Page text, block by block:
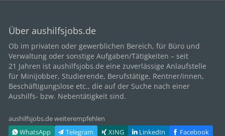
Über aushilfsjobs.de
Ob im privaten oder gewerblichen Bereich, für Büro und
Verwaltung oder sonstige Aufgaben/Tätigkeiten – seit
21 Jahren ist aushilfsjobs.de eine zuverlässige Anlaufstelle
für Minijobber, Studierende, Berufstätige, Rentner/innen,
Beschäftigungslose etc., die auf der Suche nach einer
Aushilfs- bzw. Nebentätigkeit sind.
aushilfsjobs.de weiterempfehlen
WhatsApp
Telegram XING LinkedIn Facebook